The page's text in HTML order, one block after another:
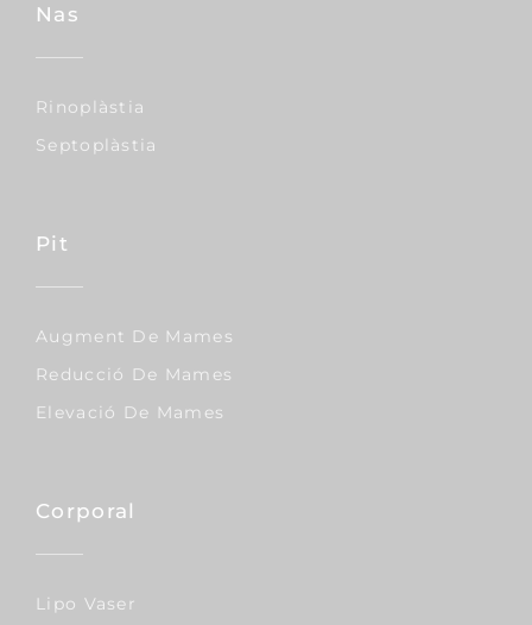
Nas
Rinoplàstia
Septoplàstia
Pit
Augment De Mames
Reducció De Mames
Elevació De Mames
Corporal
Lipo Vaser